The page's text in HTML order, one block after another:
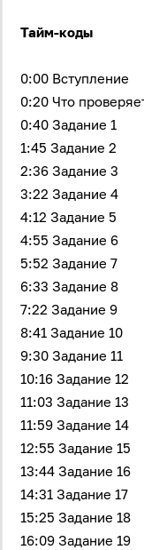
Тайм-коды
0:00 Вступление
0:20 Что
0:40 Задание 1
1:45 Задание 2
2:36 Задание 3
3:22 Задание 4
4:12 Задание 5
4:55 Задание 6
5:52 Задание 7
6:33 Задание 8
7:22 Задание 9
8:41 Задание 10
9:30 Задание 11
10:16 Задание 12
11:03 Задание 13
11:59 Задание 14
12:55 Задание 15
13:44 Задание 16
14:31 Задание 17
15:25 Задание 18
16:09 Задание 19